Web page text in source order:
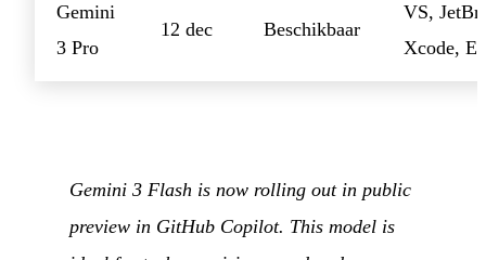
Gemini
3 Pro
12 dec Beschikbaar
VS,
Xcode,
Gemini 3 Flash is now rolling out in public
preview in GitHub Copilot. This model is